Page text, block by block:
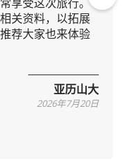
关资料，以拓展
荐大家也来体验
亚历山大
2026年7月20日
Ne